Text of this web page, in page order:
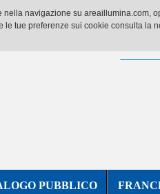
PUBBLICO
navigazione su areaillumina.com,
le tue preferenze sui cookie consulta la